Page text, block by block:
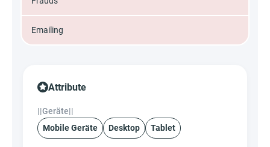
Emailing
Attribute
||Geräte||
Mobile Geräte
Desktop Tablet